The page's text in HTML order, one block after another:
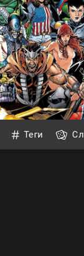
Теги